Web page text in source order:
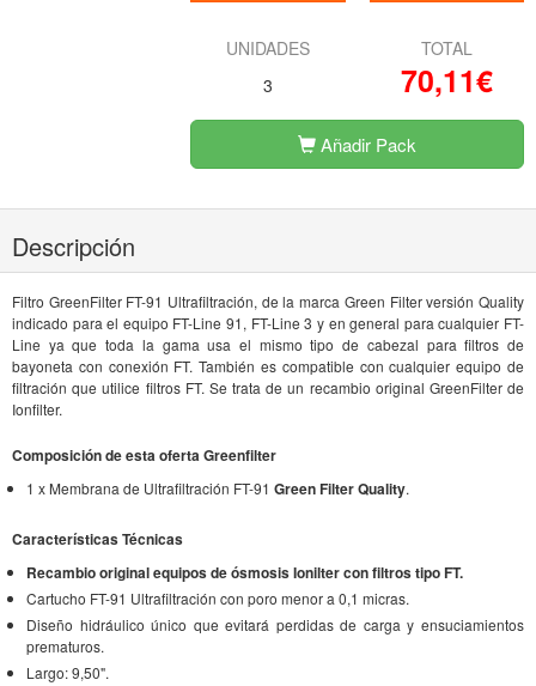
UNIDADES
TOTAL
3
70,11€
Añadir Pack
Descripción
Filtro GreenFilter FT-91 Ultrafiltración, de la marca Green Filter versión Quality
indicado para el equipo FT-Line 91, FT-Line 3 y en general para cualquier FT-
Line ya que toda la gama usa el mismo tipo de cabezal para filtros de
bayoneta con conexión FT. También es compatible con cualquier equipo de
filtración que utilice filtros FT. Se trata de un recambio original GreenFilter de
Ionfilter.
Composición de esta oferta Greenfilter
1 x Membrana de Ultrafiltración FT-91 Green Filter Quality.
Características Técnicas
Recambio original equipos de ósmosis Ionilter con filtros tipo FT.
Cartucho FT-91 Ultrafiltración con poro menor a 0,1 micras.
Diseño hidráulico único que evitará perdidas de carga y ensuciamientos
prematuros.
Largo: 9,50".